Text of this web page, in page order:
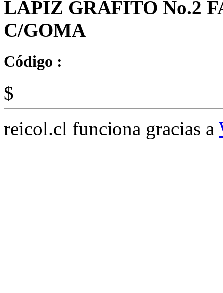
LAPIZ GRAFITO No.2
C/GOMA
Código :
$
reicol.cl funciona gracias a